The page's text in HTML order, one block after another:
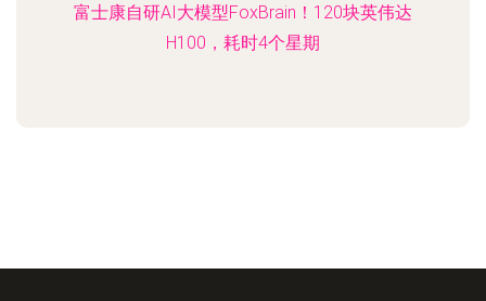
富士康自研AI大模型FoxBrain！120块英伟达
H100，耗时4个星期